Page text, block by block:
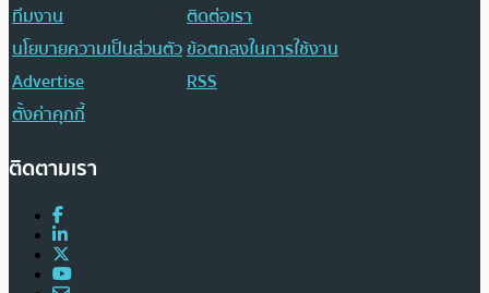
ทีมงาน
ติดต่อเรา
นโยบายความเป็นส่วนตัวข้อตกลงในการใช้งาน
Advertise
RSS
ตั้งค่าคุกกี้
ติดตามเรา